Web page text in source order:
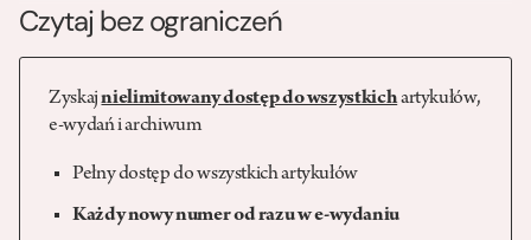
Czytaj bez ograniczeń
Zyskajnielimitowany dostęp do wszystkichartykułów,
e-wydań i archiwum
Pełny dostęp do wszystkich artykułów
Każdy nowy numer od razu w e-wydaniu